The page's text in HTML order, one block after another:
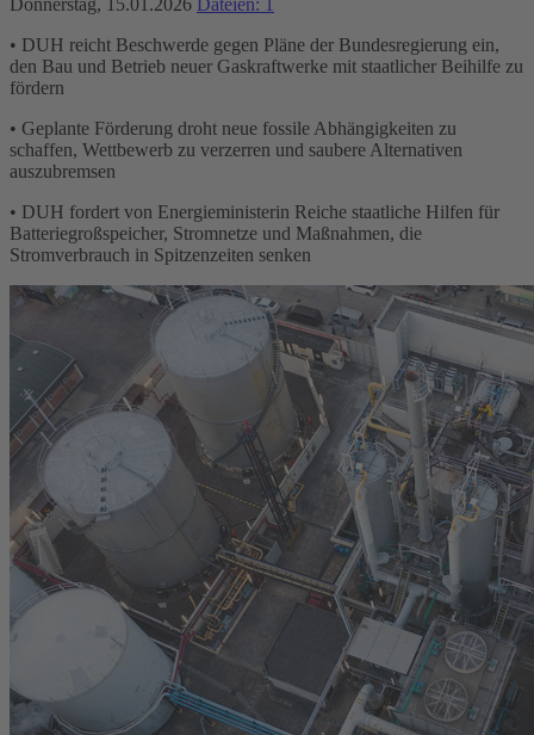
• DUH reicht Beschwerde gegen Pläne der Bundesregierung ein,
den Bau und Betrieb neuer Gaskraftwerke mit staatlicher Beihilfe zu
fördern
• Geplante Förderung droht neue fossile Abhängigkeiten zu
schaffen, Wettbewerb zu verzerren und saubere Alternativen
auszubremsen
• DUH fordert von Energieministerin Reiche staatliche Hilfen für
Batteriegroßspeicher, Stromnetze und Maßnahmen, die
Stromverbrauch in Spitzenzeiten senken